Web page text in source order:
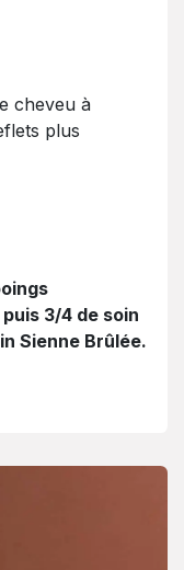
cheveu à
plus
3/4 de soin
Sienne Brûlée.